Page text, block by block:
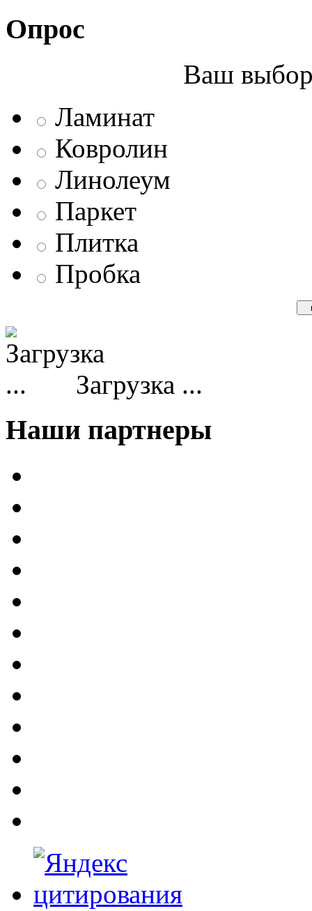
Опрос
Ваш выбор
Ламинат
Ковролин
Линолеум
Паркет
Плитка
Пробка
Загрузка ...
Наши партнеры